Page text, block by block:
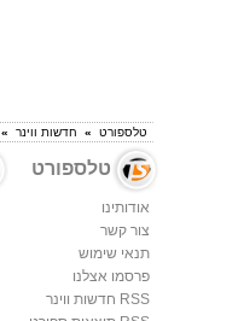
טלספורט » חדשות ווינר »
טלספורט
אודותינו
צור קשר
תנאי שימוש
פרסמו אצלנו
RSS חדשות ווינר